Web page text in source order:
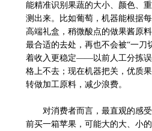
能精准识别果蔬的大小、颜色、
测出来。比如葡萄，机器能根据
高端礼盒，稍微酸点的做果酱原
最合适的去处，再也不会被“一刀
着收入更稳定——以前人工分拣
格上不去；现在机器把关，优质
转做加工原料，减少浪费。
对消费者而言，最直观的感
前买一箱苹果，可能大的大、小